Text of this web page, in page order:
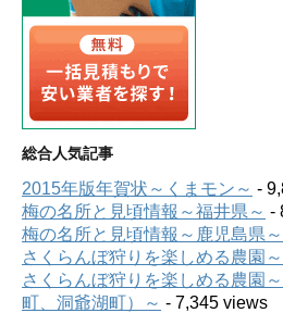
総合人気記事
2015年版年賀状～くまモン～ -
梅の名所と見頃情報～福井県～ -
梅の名所と見頃情報～鹿児島県～
さくらんぼ狩りを楽しめる農園
さくらんぼ狩りを楽しめる農園
町、洞爺湖町）～ - 7,345 views